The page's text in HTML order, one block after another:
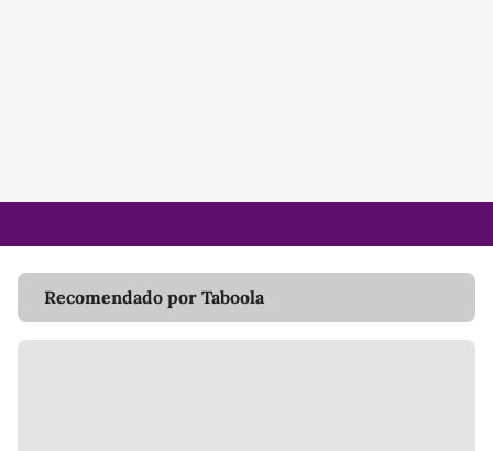
Recomendado por Taboola